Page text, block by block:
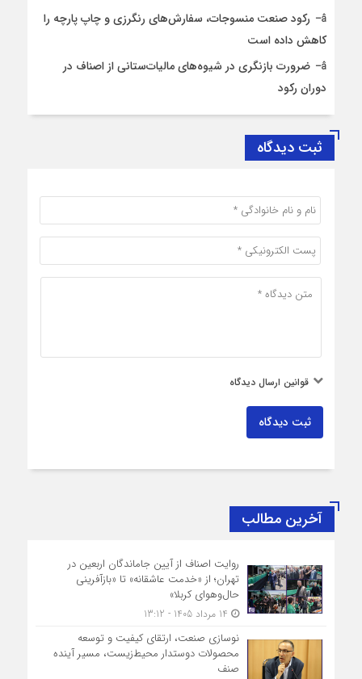
رکود صنعت منسوجات، سفارش‌های رنگرزی و چاپ پارچه را
کاهش داده است
ضرورت بازنگری در شیوه‌های مالیات‌ستانی از اصناف در
دوران رکود
ثبت دیدگاه
قوانین ارسال دیدگاه
ثبت دیدگاه
آخرین مطالب
روایت اصناف از آیین جاماندگان اربعین در
تهران؛ از «خدمت عاشقانه» تا «بازآفرینی
حال‌وهوای کربلا»
نوسازی صنعت، ارتقای کیفیت و توسعه
محصولات دوستدار محیط‌زیست، مسیر آینده
صنف